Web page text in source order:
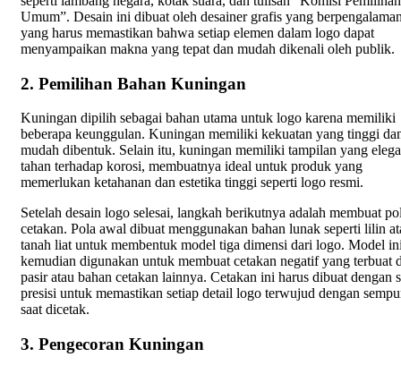
Umum”. Desain ini dibuat oleh desainer grafis yang
yang harus memastikan bahwa setiap elemen dalam logo dapat
menyampaikan makna yang tepat dan mudah dikenali oleh publik.
2. Pemilihan Bahan Kuningan
Kuningan dipilih sebagai bahan utama untuk logo karena memiliki
beberapa keunggulan. Kuningan memiliki kekuatan yang tinggi
mudah dibentuk. Selain itu, kuningan memiliki tampilan yang
tahan terhadap korosi, membuatnya ideal untuk produk yang
memerlukan ketahanan dan estetika tinggi seperti logo resmi.
Setelah desain logo selesai, langkah berikutnya adalah membuat
cetakan. Pola awal dibuat menggunakan bahan lunak seperti lilin
tanah liat untuk membentuk model tiga dimensi dari logo. Model
kemudian digunakan untuk membuat cetakan negatif yang terbuat
pasir atau bahan cetakan lainnya. Cetakan ini harus dibuat dengan
presisi untuk memastikan setiap detail logo terwujud dengan
saat dicetak.
3. Pengecoran Kuningan